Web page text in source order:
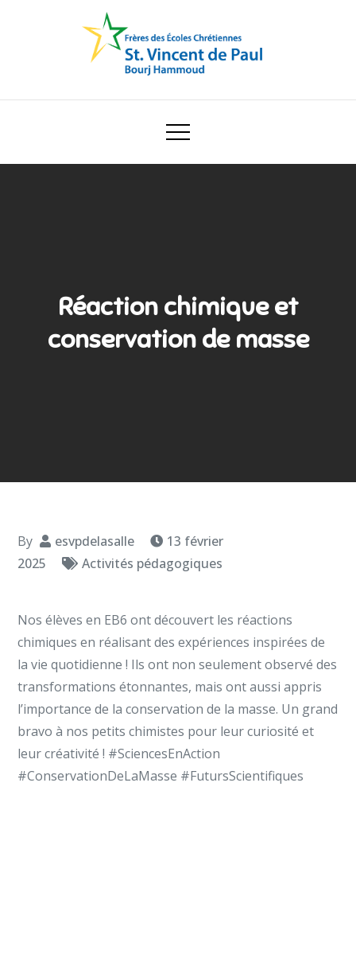
Ecole Saint Vincent de Paul
Réaction chimique et
conservation de masse
By esvpdelasalle
13 février
2025
Activités pédagogiques
Nos élèves en EB6 ont découvert les réactions
chimiques en réalisant des expériences inspirées de
la vie quotidienne ! Ils ont non seulement observé des
transformations étonnantes, mais ont aussi appris
l’importance de la conservation de la masse. Un grand
bravo à nos petits chimistes pour leur curiosité et
leur créativité ! #SciencesEnAction
#ConservationDeLaMasse #FutursScientifiques